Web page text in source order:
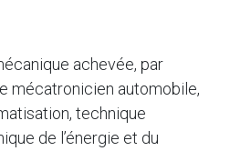
achevée, par
mécatronicien automobile,
technique
de l’énergie et du